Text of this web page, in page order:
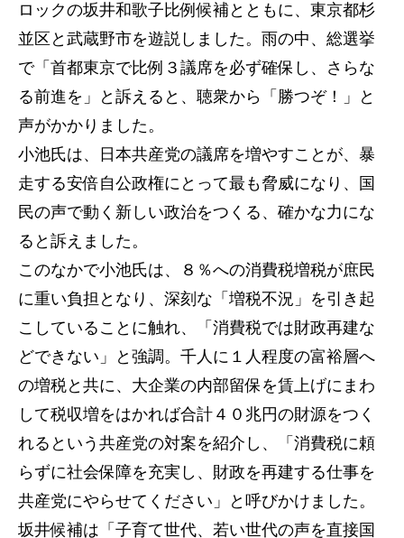
ロックの坂井和歌子比例候補とともに、東京都杉
並区と武蔵野市を遊説しました。雨の中、総選挙
で「首都東京で比例３議席を必ず確保し、さらな
る前進を」と訴えると、聴衆から「勝つぞ！」と
声がかかりました。
小池氏は、日本共産党の議席を増やすことが、暴
走する安倍自公政権にとって最も脅威になり、国
民の声で動く新しい政治をつくる、確かな力にな
ると訴えました。
このなかで小池氏は、８％への消費税増税が庶民
に重い負担となり、深刻な「増税不況」を引き起
こしていることに触れ、「消費税では財政再建な
どできない」と強調。千人に１人程度の富裕層へ
の増税と共に、大企業の内部留保を賃上げにまわ
して税収増をはかれば合計４０兆円の財源をつく
れるという共産党の対案を紹介し、「消費税に頼
らずに社会保障を充実し、財政を再建する仕事を
共産党にやらせてください」と呼びかけました。
坂井候補は「子育て世代、若い世代の声を直接国